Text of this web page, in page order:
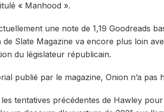
« Manhood ».
une note de 1,19 Goodreads
de Slate Magazine va encore plus loin
du législateur républicain.
publié par le magazine, Onion n’a pas
les tentatives précédentes de Hawley